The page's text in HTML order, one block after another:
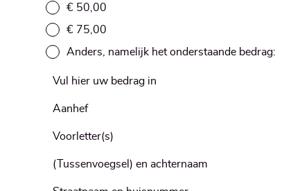
€ 50,00
€ 75,00
Anders, namelijk het onderstaande bedrag: